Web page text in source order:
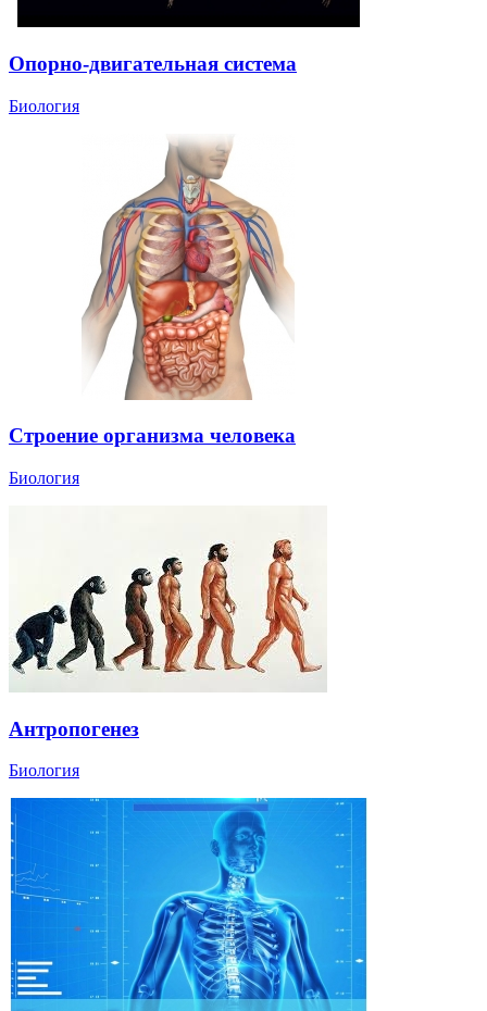
Опорно-двигательная система
Биология
Строение организма человека
Биология
Антропогенез
Биология